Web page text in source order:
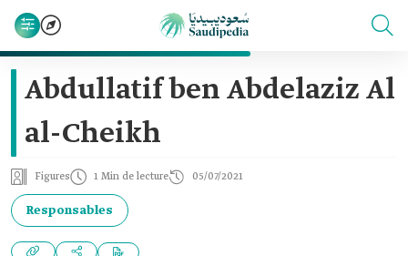
Abdullatif ben Abdelaziz Al
al-Cheikh
Figures 1 Min de lecture 05/07/2021
Responsables